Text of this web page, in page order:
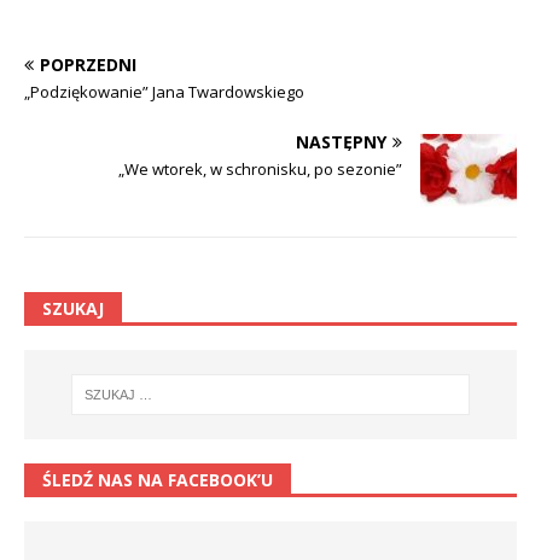
POPRZEDNI
„Podziękowanie” Jana Twardowskiego
NASTĘPNY
„We wtorek, w schronisku, po sezonie”
SZUKAJ
ŚLEDŹ NAS NA FACEBOOK’U